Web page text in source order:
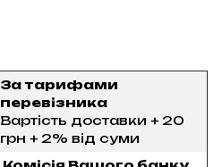
За тарифами
перевізника
Вартість доставки + 20
грн + 2% від суми